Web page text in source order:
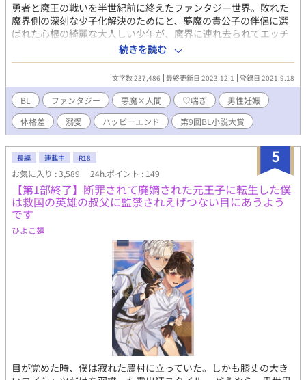
勇者と魔王の戦いを半世紀前に終えたファンタジー世界。敗れた
魔界側の深刻な少子化解決のためにと、夢魔の貴公子の伴侶に選
ばれた心根の綺麗な大人しい少年が、魔界に連れ去られてエッチ
の限りを尽くされて赤ちゃんをたくさん産むことになる話（身も
蓋もないあらすじ）実際赤ちゃんを産んだりするのでご注意くだ
さい。 目指すは官能小説＋♡喘ぎ。全編R18、挿入表現有りの回
には＃付き。サブカップルとして百合夫婦が時々顔を出します。
※12/1 ちょっと遅くなりましたが、番外編完結しました(´▽｀)
久し振りで楽しかったです！ ご愛顧ありがとうございました。二
人をイチャコラさせたくなったらまた更新します。
続きを読む
文字数 237,486 最終更新日 2023.12.1 登録日 2021.9.18
BL ファンタジー 悪魔×人間 ♡喘ぎ
男性妊娠
体格差
溺愛 ハッピーエンド 第9回BL小説大賞
5
長編 連載中 R18
お気に入り : 3,589 24h.ポイント : 149
【第1部終了】断罪されて廃嫡された元王子に転生した僕
は救国の英雄の叔父に監禁されえげつない目にあうよう
です
ひよこ麺
目が覚めた時、僕は寂れた農村に立っていた。しかも膝丈の大き